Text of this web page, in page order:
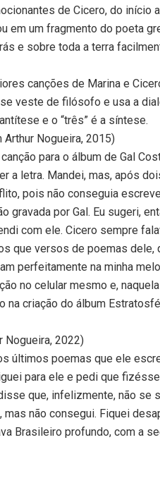
de Cicero, do início
em um fragmento do poeta
e sobre toda a terra
canções de Marina e
veste de filósofo e usa a
e o “três” é a síntese.
Nogueira, 2015)
para o álbum de Gal
a letra. Mandei, mas, após
pois não conseguia
gravada por Gal. Eu sugeri,
com ele. Cicero sempre
que versos de poemas dele,
perfeitamente na minha
no celular mesmo e,
na criação do álbum
Nogueira, 2022)
últimos poemas que ele
para ele e pedi que
que, infelizmente, não se
mas não consegui. Fiquei
Brasileiro profundo, com a